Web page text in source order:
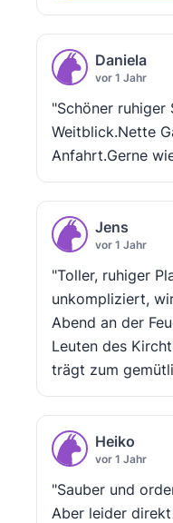
Daniela
vor 1 Jahr
"Schöner
Weitblick.Nette
Anfahrt.Gerne
Jens
vor 1 Jahr
"Toller, ruhiger
unkompliziert,
Abend an der
Leuten des
trägt zum
Heiko
vor 1 Jahr
"Sauber und
Aber leider